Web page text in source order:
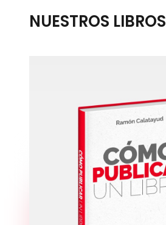
NUESTROS LIBROS